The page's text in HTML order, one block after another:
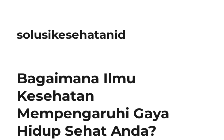
solusikesehatanid
Bagaimana Ilmu
Kesehatan
Mempengaruhi Gaya
Hidup Sehat Anda?